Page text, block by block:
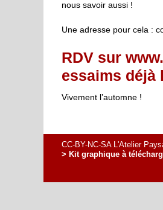
nous savoir aussi !
Une adresse pour cela :
RDV sur
essaims déjà
Vivement l’automne !
CC-BY-NC-SA L'Atelier
> Kit graphique à